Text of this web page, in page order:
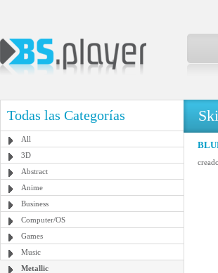
Todas las Categorías
All
3D
Abstract
Anime
Business
Computer/OS
Games
Music
Metallic